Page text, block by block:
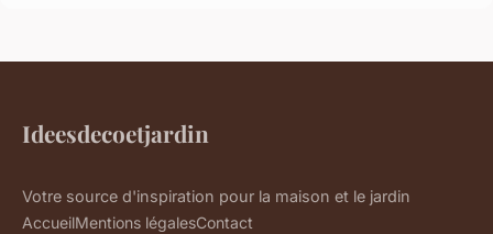
Ideesdecoetjardin
Votre source d'inspiration pour la maison et le jardin
AccueilMentions légalesContact